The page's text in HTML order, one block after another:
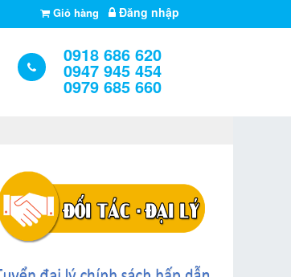
Giỏ hàng Đăng nhập
0918 686 620
0947 945 454
0979 685 660